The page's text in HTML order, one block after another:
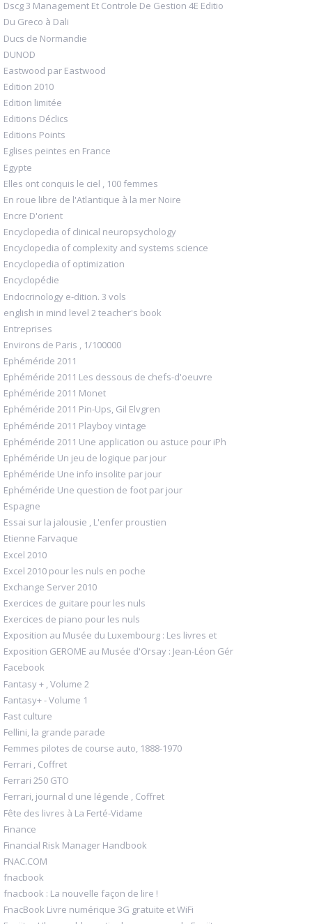
Dscg 3 Management Et Controle De Gestion 4E Editio
Du Greco à Dali
Ducs de Normandie
DUNOD
Eastwood par Eastwood
Edition 2010
Edition limitée
Editions Déclics
Editions Points
Eglises peintes en France
Egypte
Elles ont conquis le ciel , 100 femmes
En roue libre de l'Atlantique à la mer Noire
Encre D'orient
Encyclopedia of clinical neuropsychology
Encyclopedia of complexity and systems science
Encyclopedia of optimization
Encyclopédie
Endocrinology e-dition. 3 vols
english in mind level 2 teacher's book
Entreprises
Environs de Paris , 1/100000
Ephéméride 2011
Ephéméride 2011 Les dessous de chefs-d'oeuvre
Ephéméride 2011 Monet
Ephéméride 2011 Pin-Ups, Gil Elvgren
Ephéméride 2011 Playboy vintage
Ephéméride 2011 Une application ou astuce pour iPh
Ephéméride Un jeu de logique par jour
Ephéméride Une info insolite par jour
Ephéméride Une question de foot par jour
Espagne
Essai sur la jalousie , L'enfer proustien
Etienne Farvaque
Excel 2010
Excel 2010 pour les nuls en poche
Exchange Server 2010
Exercices de guitare pour les nuls
Exercices de piano pour les nuls
Exposition au Musée du Luxembourg : Les livres et
Exposition GEROME au Musée d'Orsay : Jean-Léon Gér
Facebook
Fantasy + , Volume 2
Fantasy+ - Volume 1
Fast culture
Fellini, la grande parade
Femmes pilotes de course auto, 1888-1970
Ferrari , Coffret
Ferrari 250 GTO
Ferrari, journal d une légende , Coffret
Fête des livres à La Ferté-Vidame
Finance
Financial Risk Manager Handbook
FNAC.COM
fnacbook
fnacbook : La nouvelle façon de lire !
FnacBook Livre numérique 3G gratuite et WiFi